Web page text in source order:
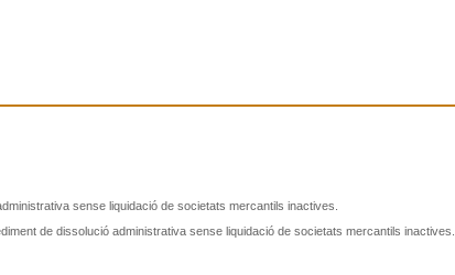
sense liquidació de societats mercantils inactives.
de dissolució administrativa sense liquidació de societats mercantils inactives.